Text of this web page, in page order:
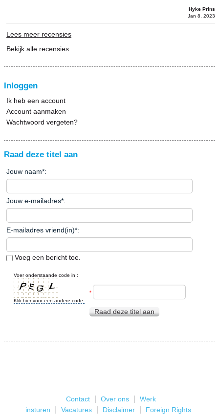
Hyke Prins
Jan 8, 2023
Lees meer recensies
Bekijk alle recensies
Inloggen
Ik heb een account
Account aanmaken
Wachtwoord vergeten?
Raad deze titel aan
Jouw naam*:
Jouw e-mailadres*:
E-mailadres vriend(in)*:
Voeg een bericht toe.
Voer onderstaande code in :
Klik hier voor een andere code.
*
Raad deze titel aan
Contact Over ons
Werk
insturen
Vacatures Disclaimer Foreign Rights